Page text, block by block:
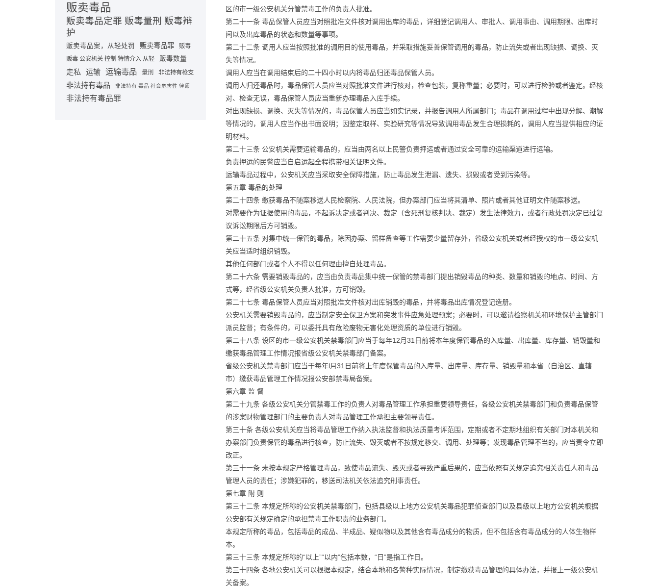
区的市一级公安机关分管禁毒工作的负责人批准。
第二十一条 毒品保管人员应当对照批准文件核对调用出库的毒品，详细登记调用人、审批人、调用事由、调用期限、出库时
间以及出库毒品的状态和数量等事项。
第二十二条 调用人应当按照批准的调用目的使用毒品，并采取措施妥善保管调用的毒品，防止流失或者出现缺损、调换、灭
失等情况。
调用人应当在调用结束后的二十四小时以内将毒品归还毒品保管人员。
调用人归还毒品时，毒品保管人员应当对照批准文件进行核对，检查包装，复称重量；必要时，可以进行检验或者鉴定。经核
对、检查无误，毒品保管人员应当重新办理毒品入库手续。
对出现缺损、调换、灭失等情况的，毒品保管人员应当如实记录，并报告调用人所属部门；毒品在调用过程中出现分解、潮解
等情况的，调用人应当作出书面说明；因鉴定取样、实验研究等情况导致调用毒品发生合理损耗的，调用人应当提供相应的证
明材料。
第二十三条 公安机关需要运输毒品的，应当由两名以上民警负责押运或者通过安全可靠的运输渠道进行运输。
负责押运的民警应当自启运起全程携带相关证明文件。
运输毒品过程中，公安机关应当采取安全保障措施，防止毒品发生泄漏、遗失、损毁或者受到污染等。
第五章 毒品的处理
第二十四条 缴获毒品不随案移送人民检察院、人民法院，但办案部门应当将其清单、照片或者其他证明文件随案移送。
对需要作为证据使用的毒品，不起诉决定或者判决、裁定（含死刑复核判决、裁定）发生法律效力，或者行政处罚决定已过复
议诉讼期限后方可销毁。
第二十五条 对集中统一保管的毒品，除因办案、留样备查等工作需要少量留存外，省级公安机关或者经授权的市一级公安机
关应当适时组织销毁。
其他任何部门或者个人不得以任何理由擅自处理毒品。
第二十六条 需要销毁毒品的，应当由负责毒品集中统一保管的禁毒部门提出销毁毒品的种类、数量和销毁的地点、时间、方
式等，经省级公安机关负责人批准，方可销毁。
第二十七条 毒品保管人员应当对照批准文件核对出库销毁的毒品，并将毒品出库情况登记造册。
公安机关需要销毁毒品的，应当制定安全保卫方案和突发事件应急处理预案；必要时，可以邀请检察机关和环境保护主管部门
派员监督；有条件的，可以委托具有危险废物无害化处理资质的单位进行销毁。
第二十八条 设区的市一级公安机关禁毒部门应当于每年12月31日前将本年度保管毒品的入库量、出库量、库存量、销毁量和
缴获毒品管理工作情况报省级公安机关禁毒部门备案。
省级公安机关禁毒部门应当于每年l月31日前将上年度保管毒品的入库量、出库量、库存量、销毁量和本省（自治区、直辖
市）缴获毒品管理工作情况报公安部禁毒局备案。
第六章 监 督
第二十九条 各级公安机关分管禁毒工作的负责人对毒品管理工作承担重要领导责任，各级公安机关禁毒部门和负责毒品保管
的涉案财物管理部门的主要负责人对毒品管理工作承担主要领导责任。
第三十条 各级公安机关应当将毒品管理工作纳入执法监督和执法质量考评范围，定期或者不定期地组织有关部门对本机关和
办案部门负责保管的毒品进行核查，防止流失、毁灭或者不按规定移交、调用、处理等；发现毒品管理不当的，应当责令立即
改正。
第三十一条 未按本规定严格管理毒品，致使毒品流失、毁灭或者导致严重后果的，应当依照有关规定追究相关责任人和毒品
管理人员的责任；涉嫌犯罪的，移送司法机关依法追究刑事责任。
第七章 附 则
第三十二条 本规定所称的公安机关禁毒部门，包括县级以上地方公安机关毒品犯罪侦查部门以及县级以上地方公安机关根据
公安部有关规定确定的承担禁毒工作职责的业务部门。
本规定所称的毒品，包括毒品的成品、半成品、疑似物以及其他含有毒品成分的物质，但不包括含有毒品成分的人体生物样
本。
第三十三条 本规定所称的“以上”“以内”包括本数，“日”是指工作日。
第三十四条 各地公安机关可以根据本规定，结合本地和各警种实际情况，制定缴获毒品管理的具体办法，并报上一级公安机
关备案。
贩卖毒品
贩卖毒品定罪 贩毒量刑 贩毒辩
护
贩卖毒品案，从轻处罚 贩卖毒品罪
贩毒
贩毒 公安机关 控制 特情介入 从轻
贩毒数量
走私 运输 运输毒品 量刑 非法持有枪支
非法持有毒品 非法持有 毒品 社会危害性 律师
非法持有毒品罪